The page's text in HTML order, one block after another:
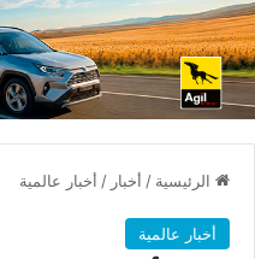
الرئيسية / أخبار / أخبار عالمية
أخبار عالمية